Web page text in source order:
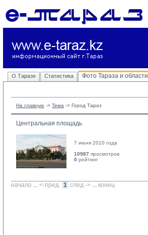
О Таразе Статистика Фото Тараза и области
На главную -> Тема -> Город Тараз
Центральная площадь
7 июня 2010 года
10987 просмотров
0 рейтинг
начало ... <-пред. 1 след.-> ... конец